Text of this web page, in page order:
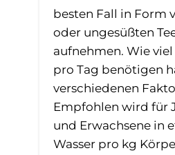
besten Fall in Form
oder ungesüßten
aufnehmen. Wie
pro Tag benötigen
verschiedenen
Empfohlen wird für
und Erwachsene in
Wasser pro kg